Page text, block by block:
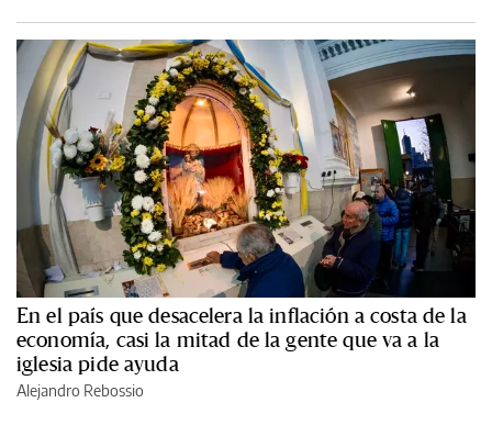
En el país que desacelera la inflación a costa de la
economía, casi la mitad de la gente que va a la
iglesia pide ayuda
Alejandro Rebossio